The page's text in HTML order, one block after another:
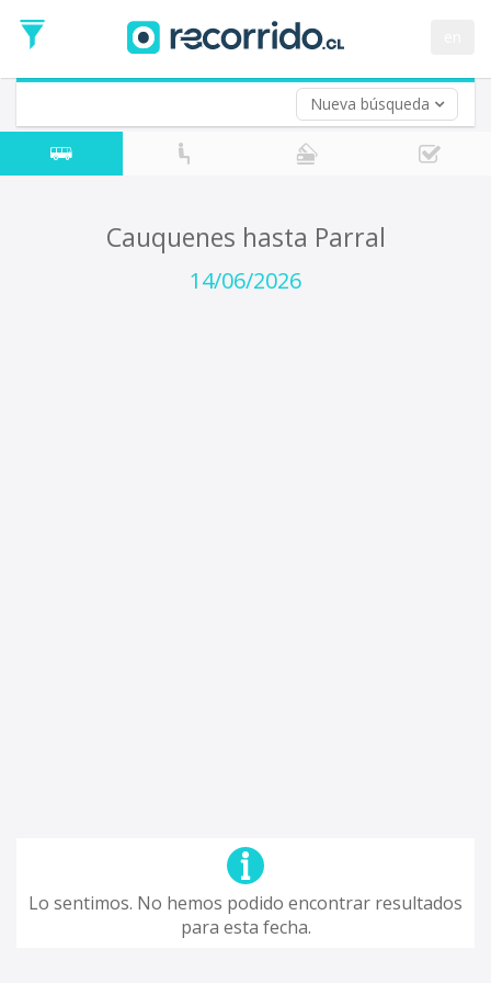
Nueva búsqueda
de
Ida
Vuelta (opcional)
Fecha
de
Cauquenes hasta Parral
14/06/2026
Lo sentimos. No hemos podido encontrar resultados
para esta fecha.